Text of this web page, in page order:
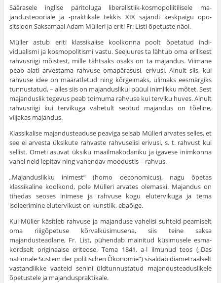
Säärasele inglise päritoluga liberalistlik-kosmopoliitilisele ma­
jandusteooriale ja -praktikale tekkis XIX sajandi keskpaigu opo­
sitsioon Saksamaal Adam Mülleri ja eriti Fr. Listi õpetuste näol.
Müller astub eriti klassikalise koolkonna poolt õpetatud indi­
vidualismi ja kosmopolitismi vastu. Seejuures ta lähtub oma eri­lisest
rahvusriigi mõistest, mille tähtsaks osaks on ta majandus. Viimane
peab alati arvestama rahvuse omapärasusi, erivusi. Ainult siis, kui
rahvuse idee on määratletud ning kõrgeimaks, ülimaks eesmärgiks
tunnustatud, – alles siis on majanduslikul püüul inimlikku mõtet. Sest
majanduslik tegevus peab toimuma rahvuse kui terviku huves. Ainult
rahvusriigi kui tervikuga vahetult seotud majandus on tõeline,
viljakas majandus.
Klassikalise majandusteaduse peaviga seisab Mülleri arvates selles, et
see ei arvesta üksikute rahvaste rahvuselisi erivusi, s. t. rahvust kui
sellist. Ometi asuvat üksiku maailmakodaniku ja iga­vese inimkonna
vahel neid lepitav ning vahendav moodustis – rahvus.
„Majanduslikku inimest” (homo oeconomicus), nagu õpetas
klassikaline koolkond, pole Mülleri arvates olemaski. Majandus on
tihedas seoses inimese ja rahvuse kogu elutervikuga ja tema
isoleerimine elutervikust on kunstlik, ebaõige.
Kui Müller käsitleb rahvuse ja majanduse vahelisi suhteid peamiselt
oma riiigõpetuse kõrvalküsimusena, siis teine saksa
majandusteadlane, Fr. List, pühendab mainitud küsimusele esma­
kordselt originaalse eriteose. Tema 1841. a-l ilmunud teos („Das
nationale Süstem der politischen Õkonomie”) sisaldab diametraal­selt
vastandlikke vaateid senini üldtunnustatud majandusteaduslikele
õpetustele ja majanduspraktikale.